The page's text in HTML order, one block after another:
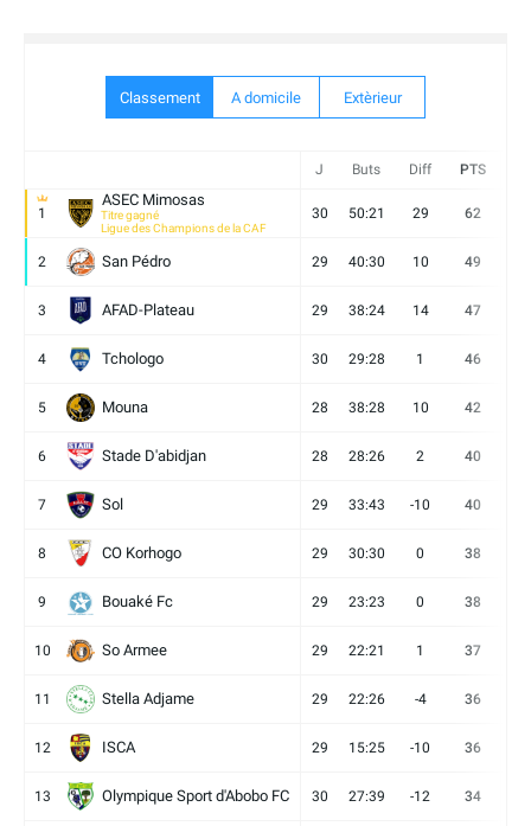
Classement A domicile Extèrieur
J Buts Diff PTS
1
ASEC Mimosas
Titre gagné
Ligue des Champions de la CAF
30 50:21 29 62
2 San Pédro 29 40:30 10 49
3 AFAD-Plateau 29 38:24 14 47
4 Tchologo 30 29:28 1 46
5 Mouna 28 38:28 10 42
6 Stade D'abidjan 28 28:26 2 40
7 Sol 29 33:43 -10 40
8 CO Korhogo 29 30:30 0 38
9 Bouaké Fc 29 23:23 0 38
10 So Armee 29 22:21 1 37
11 Stella Adjame 29 22:26 -4 36
12 ISCA 29 15:25 -10 36
13 Olympique Sport d'Abobo FC 30 27:39 -12 34